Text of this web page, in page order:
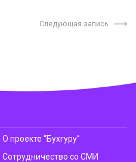
Следующая запись
О проекте “Бухгуру”
Сотрудничество со СМИ